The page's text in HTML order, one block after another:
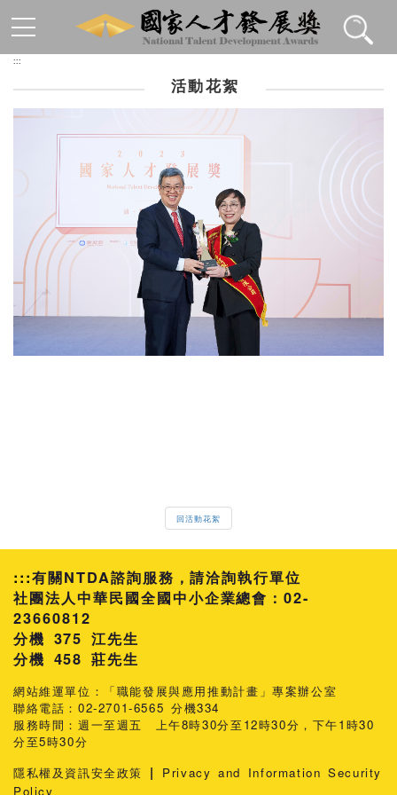
:::
活動花絮
回活動花絮
:::有關NTDA諮詢服務，請洽詢執行單位
社團法人中華民國全國中小企業總會：02-
23660812
分機 375 江先生
458 莊先生
網站維運單位：「職能發展與應用推動計畫」專案辦公室
聯絡電話：02-2701-6565 分機334
服務時間：週一至週五 上午8時30分至12時30分，下午1時30
分至5時30分
隱私權及資訊安全政策 |
Privacy and Information Security
Policy